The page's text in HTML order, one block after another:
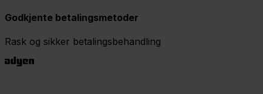
Godkjente betalingsmetoder
Rask og sikker betalingsbehandling